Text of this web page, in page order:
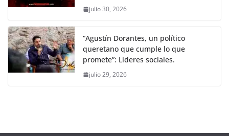
julio 30, 2026
“Agustín Dorantes, un político
queretano que cumple lo que
promete”: Lideres sociales.
julio 29, 2026